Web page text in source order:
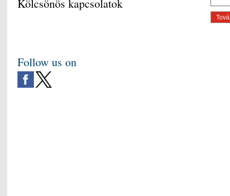
Kölcsönös kapcsolatok
Follow us on